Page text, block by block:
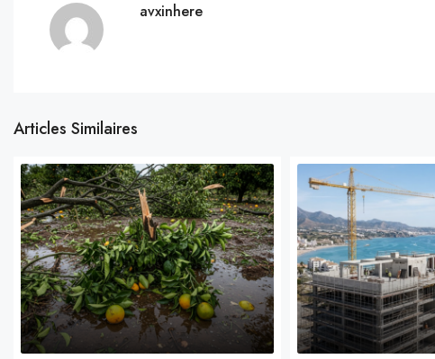
avxinhere
Articles Similaires